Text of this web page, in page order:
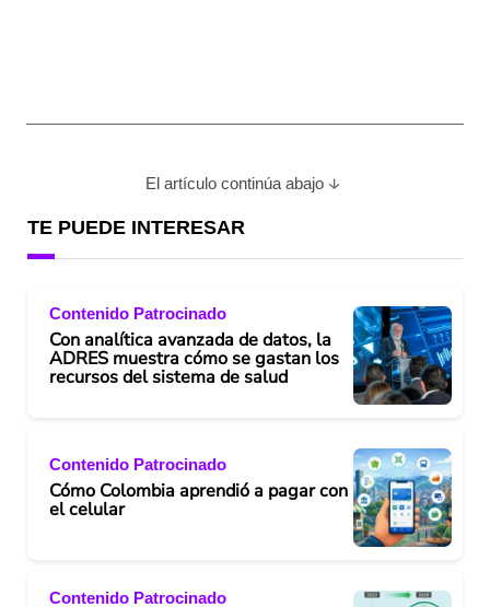
El artículo continúa abajo
TE PUEDE INTERESAR
Contenido Patrocinado
Con analítica avanzada de datos, la
ADRES muestra cómo se gastan los
recursos del sistema de salud
Contenido Patrocinado
Cómo Colombia aprendió a pagar con
el celular
Contenido Patrocinado